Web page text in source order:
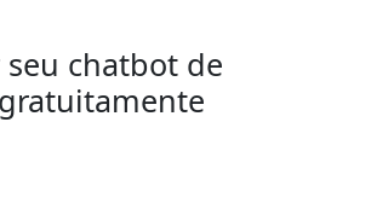
chatbot de